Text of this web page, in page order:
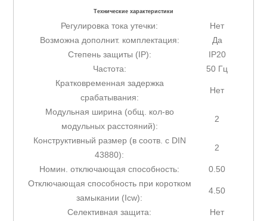
Технические характеристики
Регулировка тока утечки:
Нет
Возможна дополнит. комплектация:
Да
Степень защиты (IP):
IP20
Частота:
50 Гц
Кратковременная задержка
срабатывания:
Нет
Модульная ширина (общ. кол-во
модульных расстояний):
2
Конструктивный размер (в соотв. с DIN
43880):
2
Номин. отключающая способность:
0.50
Отключающая способность при коротком
замыкании (Icw):
4.50
Селективная защита: Нет